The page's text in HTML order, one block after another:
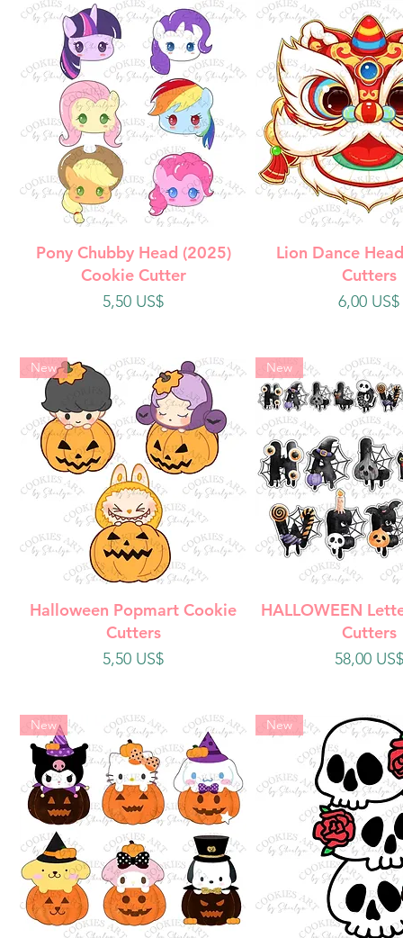
Vista rápida
Pony Chubby Head (2025)
Cookie Cutter
Precio
5,50 US$
Vista
Lion Dance
Cutters
Precio
6,00 US$
Vista rápida
New
Halloween Popmart Cookie
Cutters
Precio
5,50 US$
Vista
New
HALLOWEEN
Cutters
Precio
58,00 US$
New New